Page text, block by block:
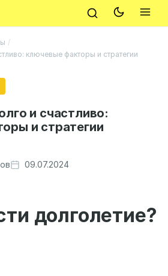
/
ключевые факторы и стратегии
и счастливо:
и стратегии
09.07.2024
долголетие?